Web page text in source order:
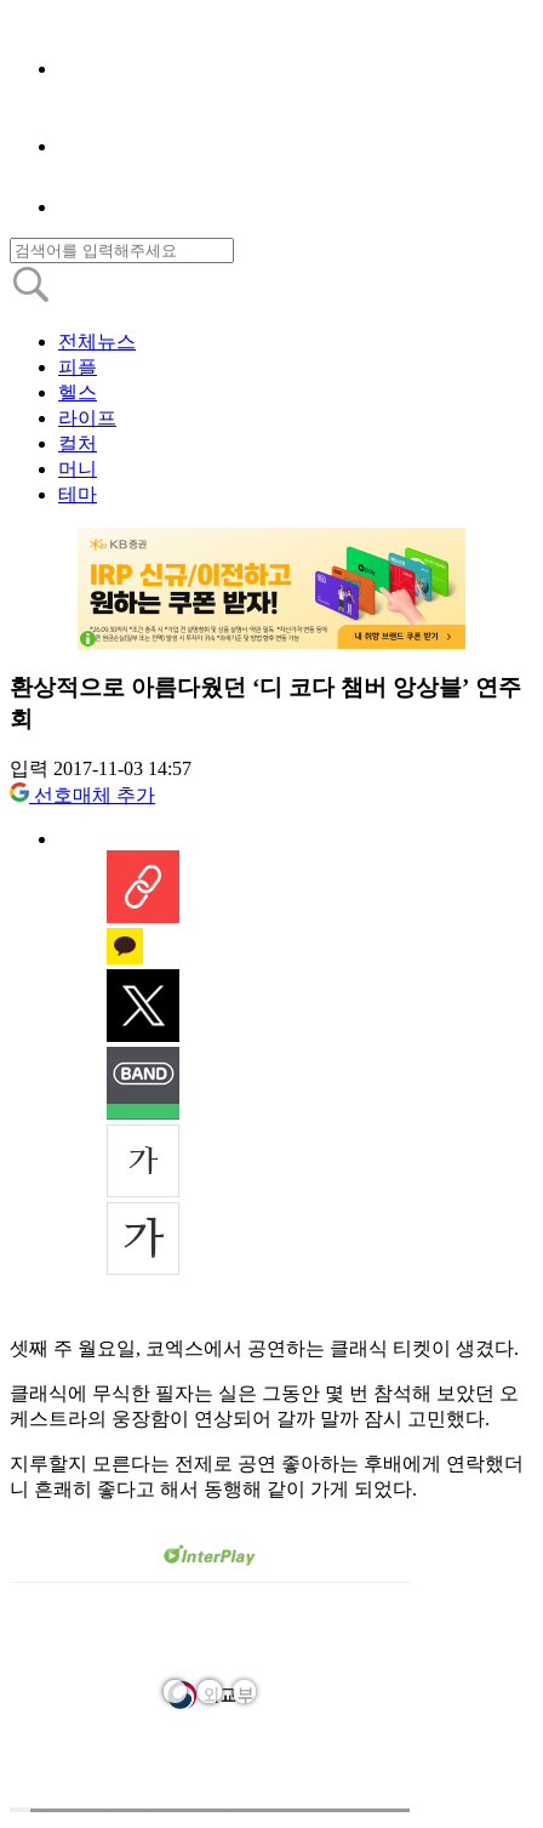
전체뉴스
피플
헬스
라이프
컬처
머니
테마
환상적으로 아름다웠던 ‘디 코다 챔버 앙상블’ 연주
회
입력 2017-11-03 14:57
선호매체 추가
셋째 주 월요일, 코엑스에서 공연하는 클래식 티켓이 생겼다.
클래식에 무식한 필자는 실은 그동안 몇 번 참석해 보았던 오
케스트라의 웅장함이 연상되어 갈까 말까 잠시 고민했다.
지루할지 모른다는 전제로 공연 좋아하는 후배에게 연락했더
니 흔쾌히 좋다고 해서 동행해 같이 가게 되었다.